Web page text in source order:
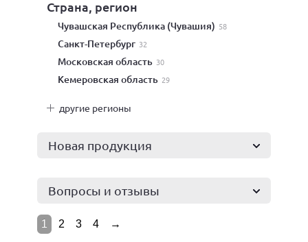
Страна, регион
Чувашская Республика (Чувашия) 58
Санкт-Петербург 32
Московская область 30
Кемеровская область 29
другие регионы
Новая продукция
Вопросы и отзывы
1 2 3 4 →